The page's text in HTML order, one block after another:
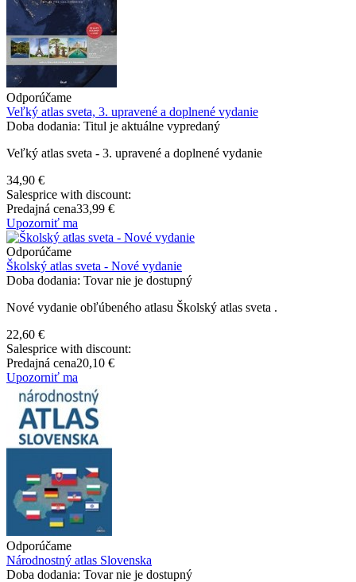
Odporúčame
Veľký atlas sveta, 3. upravené a doplnené vydanie
Doba dodania: Titul je aktuálne vypredaný
Veľký atlas sveta - 3. upravené a doplnené vydanie
34,90 €
Salesprice with discount:
Predajná cena33,99 €
Upozorniť ma
Odporúčame
Školský atlas sveta - Nové vydanie
Doba dodania: Tovar nie je dostupný
Nové vydanie obľúbeného atlasu Školský atlas sveta .
22,60 €
Salesprice with discount:
Predajná cena20,10 €
Upozorniť ma
Odporúčame
Národnostný atlas Slovenska
Doba dodania: Tovar nie je dostupný